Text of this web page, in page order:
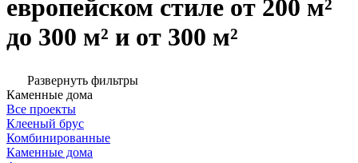
европейском стиле от 200 м²
до 300 м² и от 300 м²
Развернуть фильтры
Каменные дома
Все проекты
Клееный брус
Комбинированные
Каменные дома